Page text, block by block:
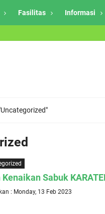
Fasilitas Informasi
Sabuk
: Monday, 13 Feb 2023